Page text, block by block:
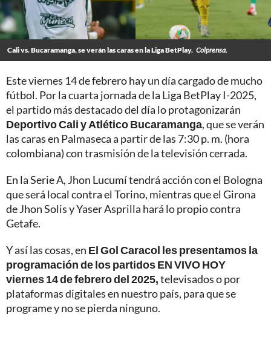
Cali vs. Bucaramanga, se verán las caras en la Liga BetPlay. Colprensa.
Este viernes 14 de febrero hay un día cargado de mucho
fútbol. Por la cuarta jornada de la Liga BetPlay I-2025,
el partido más destacado del día lo protagonizarán
Deportivo Cali y Atlético Bucaramanga, que se verán
las caras en Palmaseca a partir de las 7:30 p. m. (hora
colombiana) con trasmisión de la televisión cerrada.
En la Serie A, Jhon Lucumí tendrá acción con el Bologna
que será local contra el Torino, mientras que el Girona
de Jhon Solis y Yaser Asprilla hará lo propio contra
Getafe.
Y así las cosas, en El Gol Caracol les presentamos la
programación de los partidos EN VIVO HOY
viernes 14 de febrero del 2025,televisados o por
plataformas digitales en nuestro país, para que se
programe y no se pierda ninguno.